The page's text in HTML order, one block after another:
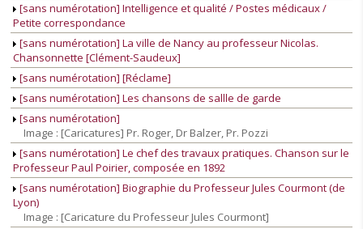
[sans numérotation] Intelligence et qualité / Postes médicaux /
Petite correspondance
[sans numérotation] La ville de Nancy au professeur Nicolas.
Chansonnette [Clément-Saudeux]
[sans numérotation] [Réclame]
[sans numérotation] Les chansons de sallle de garde
[sans numérotation]
Image : [Caricatures] Pr. Roger, Dr Balzer, Pr. Pozzi
[sans numérotation] Le chef des travaux pratiques. Chanson sur le
Professeur Paul Poirier, composée en 1892
[sans numérotation] Biographie du Professeur Jules Courmont (de
Lyon)
Image : [Caricature du Professeur Jules Courmont]